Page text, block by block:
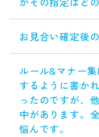
お見合い確定後
ルール&マナー
するように書か
ったのですが、
中があります。
悩んです。